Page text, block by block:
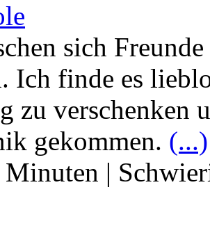
sich
Ich finde es
zu verschenken
gekommen. (...)
Minuten |